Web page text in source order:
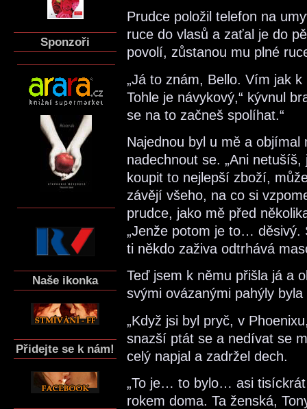
Sponzoři
Naše ikonka
Přidejte se k nám!
Prudce položil telefon na
ruce do vlasů a zaťal je do
povolí, zůstanou mu plné
„Já to znám, Bello. Vím jak
Tohle je návykový,“ kývnul
se na to začneš spolíhat.“
Najednou byl u mě a
nadechnout se. „Ani
koupit to nejlepší zboží,
závějí všeho, na co si
prudce, jako mě před
„Jenže potom je to…
ti někdo zaživa odtrhává
Teď jsem k němu přišla já a
svými ovázanými pahýly byla
„Když jsi byl pryč, v
snazší ptát se a nedívat se
celý napjal a zadržel dech.
„To je… to bylo… asi
rokem doma. Ta ženská,